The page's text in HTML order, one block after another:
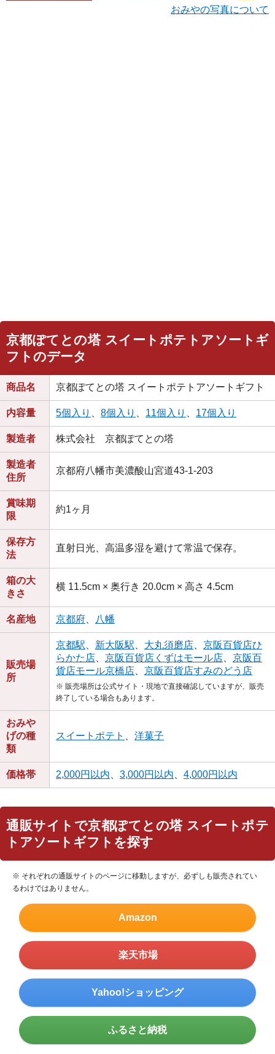
おみやの写真について
京都ぽてとの塔 スイートポテトアソートギ
フトのデータ
商品名 京都ぽてとの塔 スイートポテトアソートギフト
内容量 5個入り 8個入り 11個入り 17個入り
製造者 株式会社 京都ぽてとの塔
製造者
住所
京都府八幡市美濃酸山宮道43-1-203
賞味期
限
約1ヶ月
保存方
法
直射日光、高温多湿を避けて常温で保存。
箱の大
きさ
横 11.5cm × 奥行き 20.0cm × 高さ 4.5cm
名産地 京都府 八幡
販売場
所
京都駅 新大阪駅 大丸須磨店
京阪百貨店ひ
らかた店
京阪百貨店くずはモール店
京阪百
貨店モール京橋店
京阪百貨店すみのどう店
※ 販売場所は公式サイト・現地で直接確認していますが、販売
終了している場合もあります。
おみや
げの種
類
スイートポテト 洋菓子
価格帯 2,000円以内 3,000円以内 4,000円以内
通販サイトで京都ぽてとの塔 スイートポテ
トアソートギフトを探す
※ それぞれの通販サイトのページに移動しますが、必ずしも販売されてい
るわけではありません。
Amazon
楽天市場
Yahoo!ショッピング
ふるさと納税